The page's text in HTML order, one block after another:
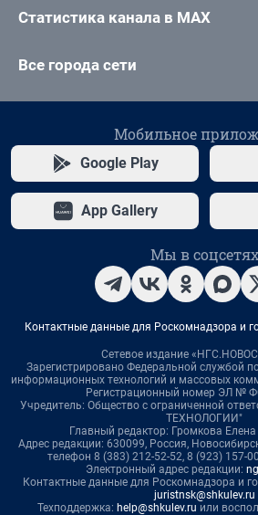
Статистика канала в MAX
Все города сети
Мобильное
Google Play
App Gallery
Мы в соцсетях
Контактные данные для Роскомнадзора и
Сетевое издание
Зарегистрировано Федеральной службой
информационных технологий и массовых
Регистрационный номер ЭЛ №
Учредитель: Общество с ограниченной
ТЕХНОЛОГИИ"
Главный редактор: Громкова
Адрес редакции: 630099, Россия,
телефон 8 (383) 212-52-52, 8 (923) 157-
Электронный адрес редакции:
Контактные данные для Роскомнадзора и
juristnsk@shkulev.ru
Техподдержка: help@shkulev.ru или